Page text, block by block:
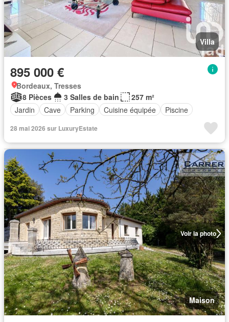
Villa
895 000 €
Bordeaux, Tresses
8 Pièces
3 Salles de bain
257 m²
Jardin
Cave Parking Cuisine équipée Piscine
28 mai 2026 sur LuxuryEstate
Voir la photo
Maison